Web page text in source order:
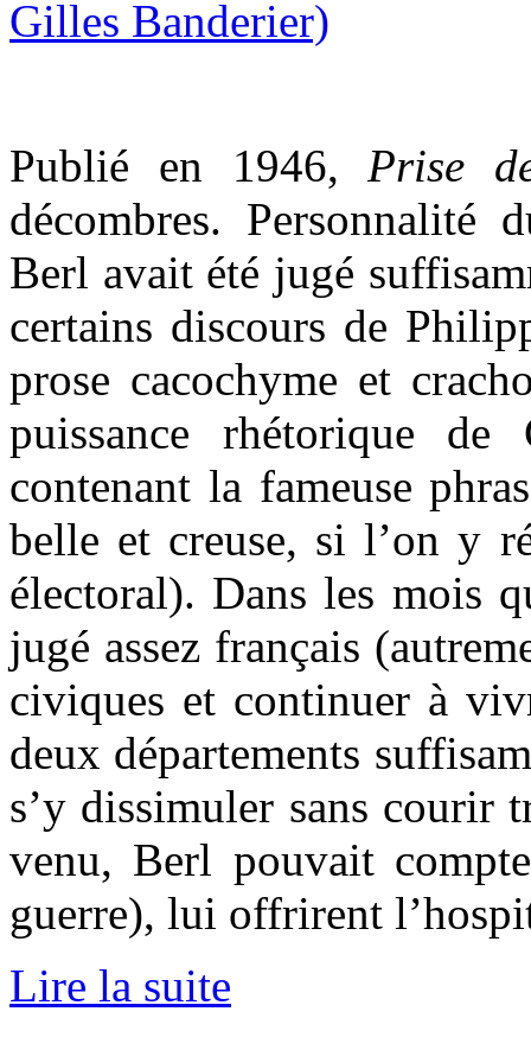
Publié en 1946,Prise
décombres. Personnalité
Berl avait été jugé
certains discours de
prose cacochyme et
puissance rhétorique
contenant la fameuse
belle et creuse, si l’on y
électoral). Dans les mois
jugé assez français
civiques et continuer à
deux départements
s’y dissimuler sans courir
venu, Berl pouvait
guerre), lui offrirent
Lire la suite